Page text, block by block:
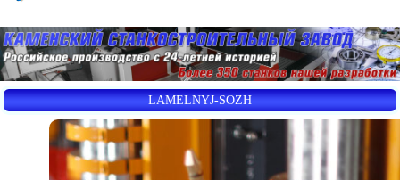
LAMELNYJ-SOZH